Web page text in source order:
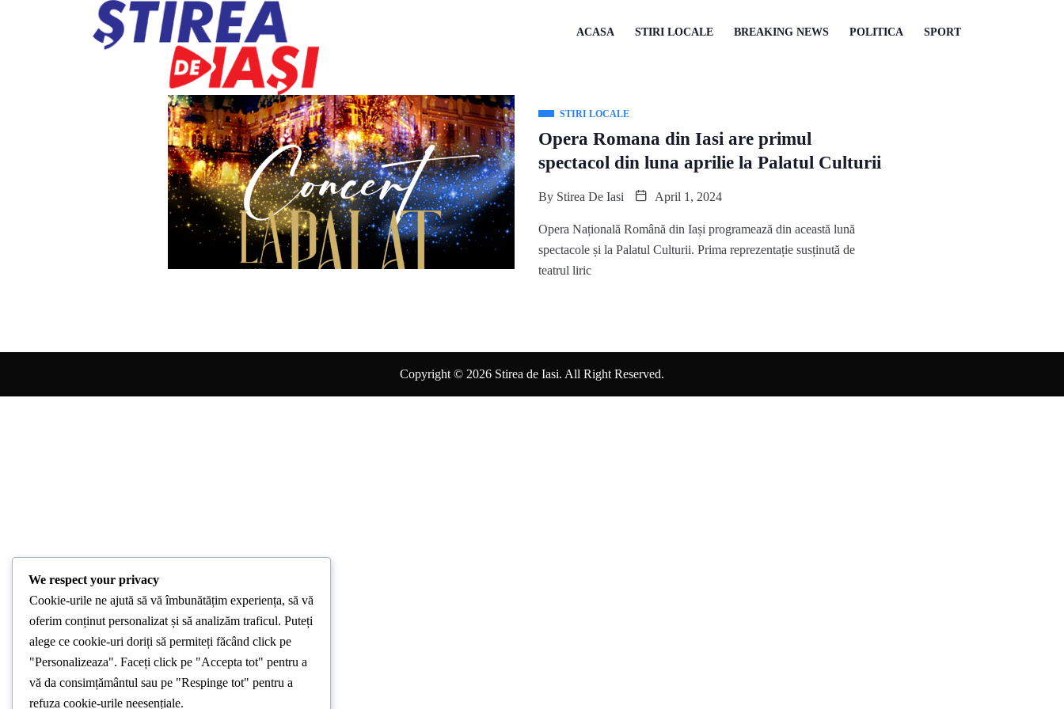
ACASA STIRI LOCALE BREAKING NEWS POLITICA SPORT
STIRI LOCALE
Opera Romana din Iasi are primul
spectacol din luna aprilie la Palatul Culturii
By Stirea De Iasi April 1, 2024
Opera Națională Română din Iași programează din această lună
spectacole și la Palatul Culturii. Prima reprezentație susținută de
teatrul liric
Copyright © 2026 Stirea de Iasi. All Right Reserved.
We respect your privacy
Cookie-urile ne ajută să vă îmbunătățim experiența, să vă
oferim conținut personalizat și să analizăm traficul. Puteți
alege ce cookie-uri doriți să permiteți făcând click pe
"Personalizeaza". Faceți click pe "Accepta tot" pentru a
vă da consimțământul sau pe "Respinge tot" pentru a
refuza cookie-urile neesențiale.